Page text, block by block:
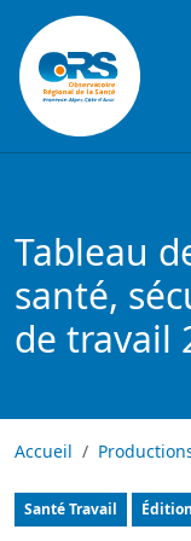
Aller au contenu
Tableau
santé,
de travail
Accueil
Tableau de bord
Santé Travail Édition